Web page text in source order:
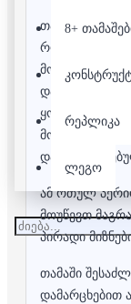
8+
რეპლიკა
ლეგო
თამაშის
როცა
მოსახლეობის
ამ რთულ
მოუწევთ
პირადი
თამაში
დამარცხებით